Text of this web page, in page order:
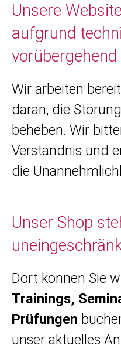
Unsere
aufgrund
Wir arbeiten
daran, die
beheben. Wir
Verständnis und
die
Unser Shop
Dort können Sie
Trainings,
Prüfungen
unser aktuelles